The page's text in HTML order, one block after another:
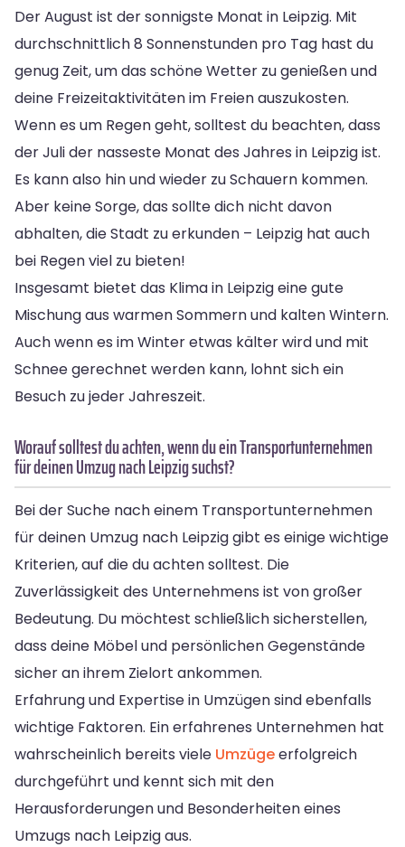
Der August ist der sonnigste Monat in Leipzig. Mit
durchschnittlich 8 Sonnenstunden pro Tag hast du
genug Zeit, um das schöne Wetter zu genießen und
deine Freizeitaktivitäten im Freien auszukosten.
Wenn es um Regen geht, solltest du beachten, dass
der Juli der nasseste Monat des Jahres in Leipzig ist.
Es kann also hin und wieder zu Schauern kommen.
Aber keine Sorge, das sollte dich nicht davon
abhalten, die Stadt zu erkunden – Leipzig hat auch
bei Regen viel zu bieten!
Insgesamt bietet das Klima in Leipzig eine gute
Mischung aus warmen Sommern und kalten Wintern.
Auch wenn es im Winter etwas kälter wird und mit
Schnee gerechnet werden kann, lohnt sich ein
Besuch zu jeder Jahreszeit.
Worauf solltest du achten, wenn du ein Transportunternehmen
für deinen Umzug nach Leipzig suchst?
Bei der Suche nach einem Transportunternehmen
für deinen Umzug nach Leipzig gibt es einige wichtige
Kriterien, auf die du achten solltest. Die
Zuverlässigkeit des Unternehmens ist von großer
Bedeutung. Du möchtest schließlich sicherstellen,
dass deine Möbel und persönlichen Gegenstände
sicher an ihrem Zielort ankommen.
Erfahrung und Expertise in Umzügen sind ebenfalls
wichtige Faktoren. Ein erfahrenes Unternehmen hat
wahrscheinlich bereits viele Umzügeerfolgreich
durchgeführt und kennt sich mit den
Herausforderungen und Besonderheiten eines
Umzugs nach Leipzig aus.